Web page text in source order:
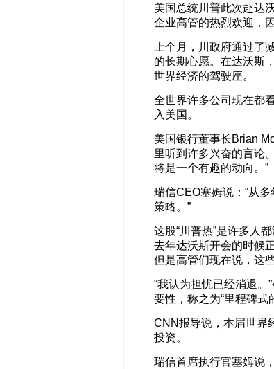
美国总统川普此次赴达
企业高管的热烈欢迎，
上个月，川政府通过了
的长期心愿。在达沃斯
世界经济的驾驶座。
全世界许多公司现在都
入美国。
美国银行董事长Brian
里听到许多兴奋的言论
将是一个有趣的动向。”
瑞信CEO塞姆说：“从
策略。”
这股“川普热”是许多人都
去年达沃斯开会的时候
但是高管们现在说，这
“我认为担忧已经消退
要性，称之为“里程碑式
CNN报导说，本届世界
投资。
瑞信首席执行官塞姆说